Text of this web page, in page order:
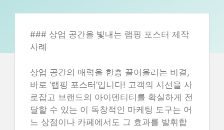
### 상업 공간을 빛내는 랩핑 포스터 제작
사례
상업 공간의 매력을 한층 끌어올리는 비결,
바로 ‘랩핑 포스터’입니다! 고객의 시선을 사
로잡고 브랜드의 아이덴티티를 확실하게 전
달할 수 있는 이 독창적인 마케팅 도구는 어
느 상점이나 카페에서도 그 효과를 발휘합